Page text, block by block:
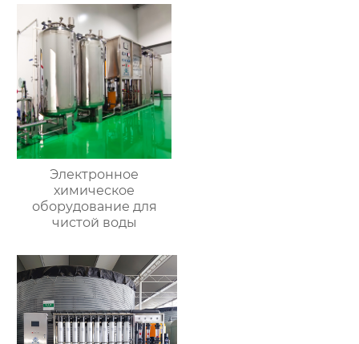
Электронное
химическое
оборудование для
чистой воды